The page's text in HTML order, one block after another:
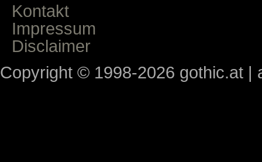
Kontakt
Impressum
Disclaimer
Copyright © 1998-2026 gothic.at |